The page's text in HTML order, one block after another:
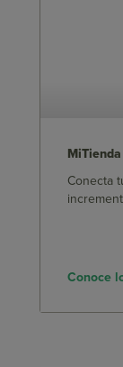
MiTienda
Conecta
Conoce